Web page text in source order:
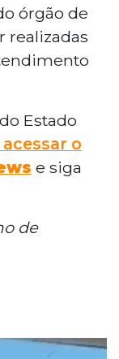
órgão de
realizadas
Estado
o
e siga
de